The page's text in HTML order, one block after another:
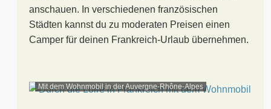
anschauen. In verschiedenen französischen
Städten kannst du zu moderaten Preisen einen
Camper für deinen Frankreich-Urlaub übernehmen.
Mit dem Wohnmobil in der Auvergne-Rhône-Alpes